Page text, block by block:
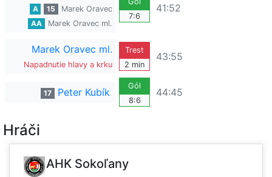
A 15
Marek Oravec
AA
Marek Oravec ml.
7:6
41:52
Marek Oravec ml.
Napadnutie hlavy a krku
Trest
2 min
43:55
17 Peter Kubík
Gól
8:6
44:45
Hráči
AHK Sokoľany